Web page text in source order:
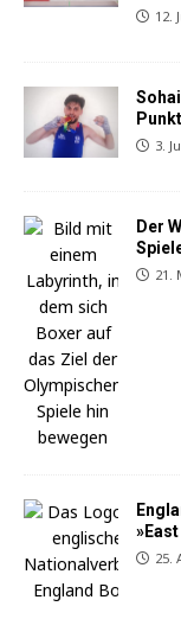
12.
3.
Der
21.
25.